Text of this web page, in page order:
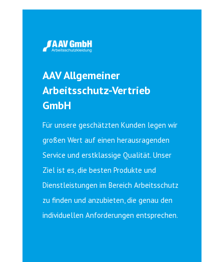
AAV Allgemeiner
Arbeitsschutz-Vertrieb
GmbH
Für unsere geschätzten Kunden legen wir
großen Wert auf einen herausragenden
Service und erstklassige Qualität. Unser
Ziel ist es, die besten Produkte und
Dienstleistungen im Bereich Arbeitsschutz
zu finden und anzubieten, die genau den
individuellen Anforderungen entsprechen.